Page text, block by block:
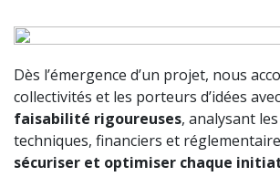
Dès l’émergence d’un projet, nous
collectivités et les porteurs d’idées avec
faisabilité rigoureuses, analysant
techniques, financiers et
sécuriser et optimiser chaque